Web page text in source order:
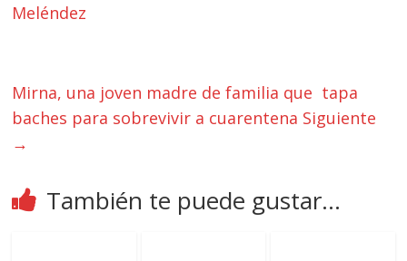
Meléndez
Mirna, una joven madre de familia que tapa
baches para sobrevivir a cuarentena Siguiente
→
También te puede gustar...